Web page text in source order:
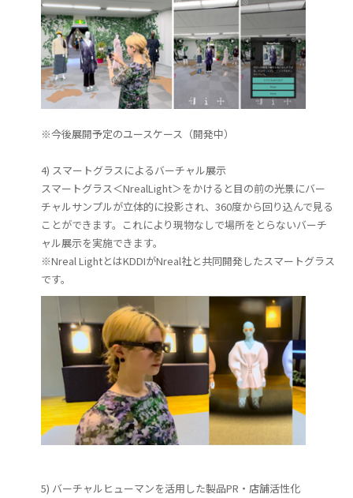
※今後展開予定のユースケース（開発中）
4) スマートグラスによるバーチャル展示
スマートグラス＜NrealLight＞をかけると目の前の光景にバー
チャルサンプルが立体的に投影され、360度から回り込んで見る
ことができます。これにより現物なしで場所をとらないバーチ
ャル展示を実施できます。
※Nreal LightとはKDDIがNreal社と共同開発したスマートグラス
です。
5) バーチャルヒューマンを活用した製品PR・店舗活性化